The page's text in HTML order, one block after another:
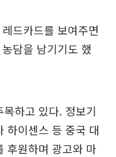
드카드를 보여주면
담을 남기기도 했
하고 있다. 정보기
하이센스 등 중국 대
후원하며 광고와 마